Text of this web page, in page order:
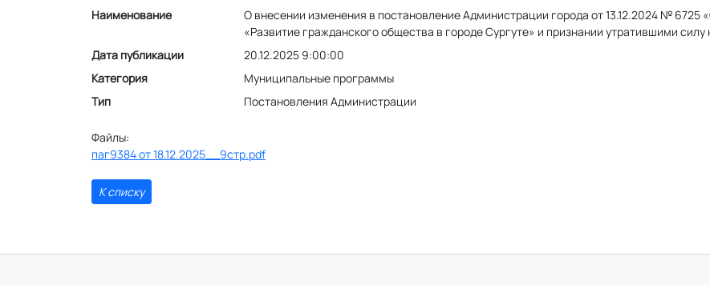
Наименование
О внесении изменения в постановление Администрации города от 13.12.2024 №
«Развитие гражданского общества в городе Сургуте» и признании утратившими
Дата публикации
20.12.2025 9:00:00
Категория
Муниципальные программы
Тип
Постановления Администрации
Файлы:
паг9384 от 18.12.2025__9стр.pdf
К списку